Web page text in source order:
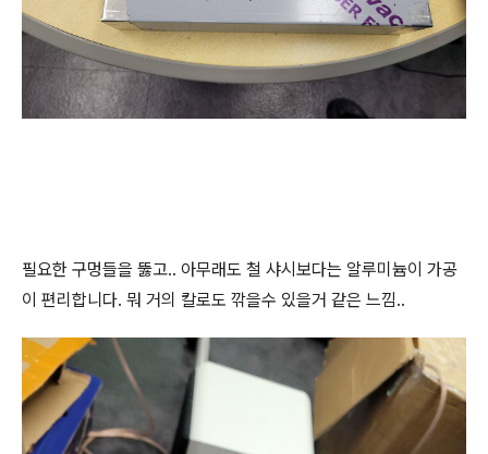
필요한 구멍들을 뚫고.. 아무래도 철 샤시보다는 알루미늄이 가공
이 편리합니다. 뭐 거의 칼로도 깎을수 있을거 같은 느낌..